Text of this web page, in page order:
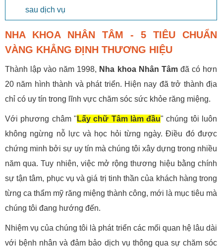
sau dịch vụ
NHA KHOA NHÂN TÂM - 5 TIÊU CHUẨN
VÀNG KHẲNG ĐỊNH THƯƠNG HIỆU
Thành lập vào năm 1998, Nha khoa Nhân Tâmđã có hơn
20 năm hình thành và phát triển. Hiện nay đã trở thành địa
chỉ có uy tín trong lĩnh vực chăm sóc sức khỏe răng miệng.
Với phương châm " Lấy chữ Tâm làm đầu" chúng tôi luôn
không ngừng nỗ lực và học hỏi từng ngày. Điều đó được
chứng minh bởi sự uy tín mà chúng tôi xây dựng trong nhiều
năm qua. Tuy nhiên, việc mở rộng thương hiệu bằng chính
sự tận tâm, phục vụ và giá trị tinh thần của khách hàng trong
từng ca thẩm mỹ răng miệng thành công, mới là mục tiêu mà
chúng tôi đang hướng đến.
Nhiệm vụ của chúng tôi là phát triển các mối quan hệ lâu dài
với bệnh nhân và đảm bảo dịch vụ thông qua sự chăm sóc